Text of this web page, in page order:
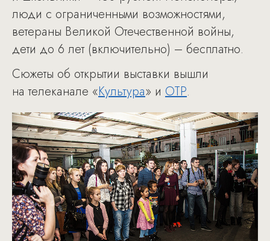
люди с ограниченными возможностями,
ветераны Великой Отечественной войны,
дети до 6 лет (включительно) – бесплатно.
Сюжеты об открытии выставки вышли
на телеканале «Культура» и ОТР.